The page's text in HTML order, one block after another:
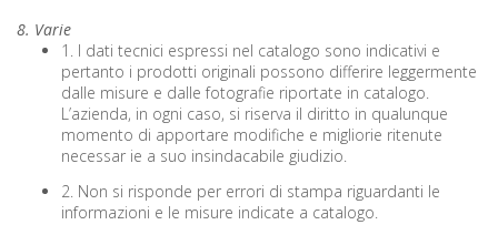
8. Varie
1. I dati tecnici espressi nel catalogo sono indicativi e
pertanto i prodotti originali possono differire leggermente
dalle misure e dalle fotografie riportate in catalogo.
L’azienda, in ogni caso, si riserva il diritto in qualunque
momento di apportare modifiche e migliorie ritenute
necessar ie a suo insindacabile giudizio.
2. Non si risponde per errori di stampa riguardanti le
informazioni e le misure indicate a catalogo.